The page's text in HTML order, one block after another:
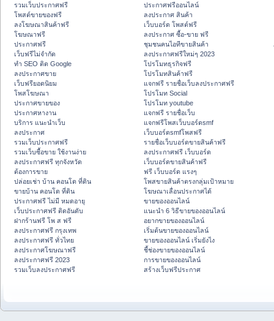
รวมเว็บประกาศฟรี
โพสต์ขายของฟรี
ลงโฆษณาสินค้าฟรี
โฆษณาฟรี
ประกาศฟรี
เว็บฟรีไม่จำกัด
ทำ SEO ติด Google
ลงประกาศขาย
เว็บฟรียอดนิยม
โพสโฆษณา
ประกาศขายของ
ประกาศหางาน
บริการ แนะนำเว็บ
ลงประกาศ
รวมเว็บประกาศฟรี
รวมเว็บซื้อขาย ใช้งานง่าย
ลงประกาศฟรี ทุกจังหวัด
ต้องการขาย
ปล่อยเช่า บ้าน คอนโด ที่ดิน
ขายบ้าน คอนโด ที่ดิน
ประกาศฟรี ไม่มี หมดอายุ
เว็บประกาศฟรี ติดอันดับ
ฝากร้านฟรี โพ ส ฟรี
ลงประกาศฟรี กรุงเทพ
ลงประกาศฟรี ทั่วไทย
ลงประกาศโฆษณาฟรี
ลงประกาศฟรี 2023
รวมเว็บลงประกาศฟรี
ประกาศฟรีออนไลน์
ลงประกาศ สินค้า
เว็บบอร์ด โพสต์ฟรี
ลงประกาศ ซื้อ-ขาย ฟรี
ชุมชนคนไอทีขายสินค้า
ลงประกาศฟรีใหม่ๆ 2023
โปรโมทธุรกิจฟรี
โปรโมทสินค้าฟรี
แจกฟรี รายชื่อเว็บลงประกาศฟรี
โปรโมท Social
โปรโมท youtube
แจกฟรี รายชื่อเว็บ
แจกฟรีโพสเว็บบอร์ดsmf
เว็บบอร์ดsmfโพสฟรี
รายชื่อเว็บบอร์ดขายสินค้าฟรี
ลงประกาศฟรี เว็บบอร์ด
เว็บบอร์ดขายสินค้าฟรี
ฟรี เว็บบอร์ด แรงๆ
โพสขายสินค้าตรงกลุ่มเป้าหมาย
โฆษณาเลื่อนประกาศได้
ขายของออนไลน์
แนะนำ 6 วิธีขายของออนไลน์
อยากขายของออนไลน์
เริ่มต้นขายของออนไลน์
ขายของออนไลน์ เริ่มยังไง
ชี้ช่องขายของออนไลน์
การขายของออนไลน์
สร้างเว็บฟรีประกาศ